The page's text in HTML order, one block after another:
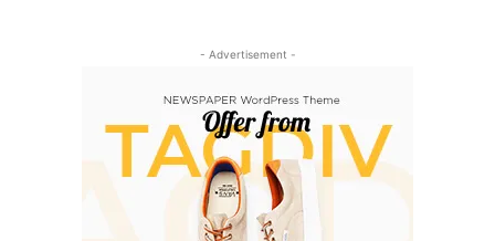
- Advertisement -